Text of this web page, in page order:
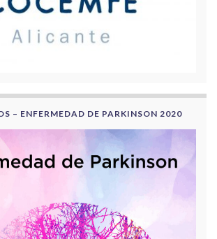
– ENFERMEDAD DE PARKINSON 2020